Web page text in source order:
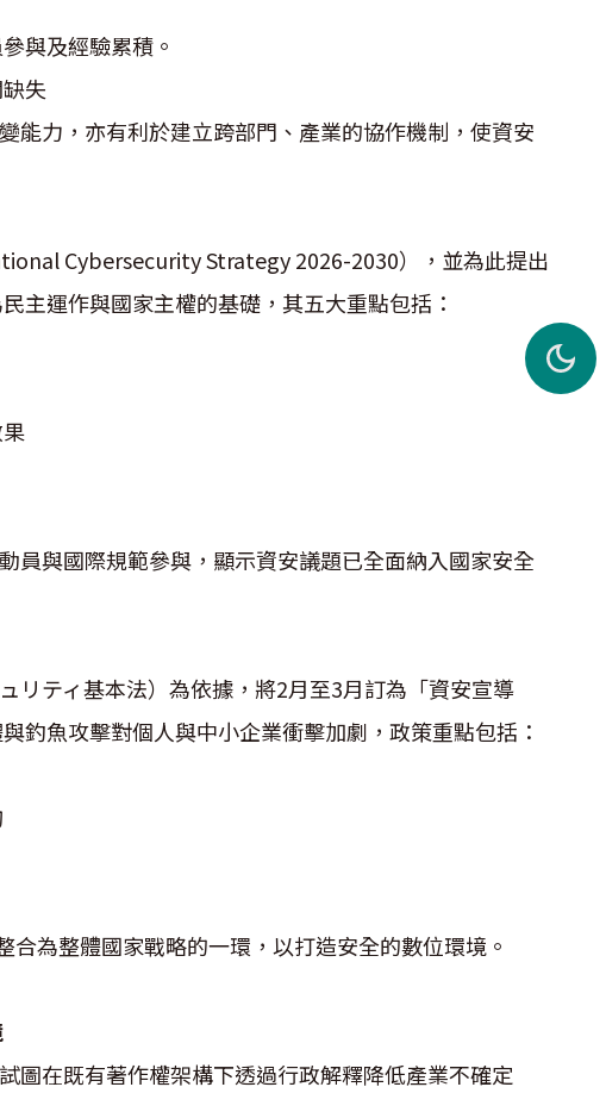
與及經驗累積。
失
力，亦有利於建立跨部門、產業的協作機制，使資安
Cybersecurity Strategy 2026-2030），並為此提出
主運作與國家主權的基礎，其五大重點包括：
與國際規範參與，顯示資安議題已全面納入國家安全
ティ基本法）為依據，將2月至3月訂為「資安宣導
釣魚攻擊對個人與中小企業衝擊加劇，政策重點包括：
為整體國家戰略的一環，以打造安全的數位環境。
在既有著作權架構下透過行政解釋降低產業不確定